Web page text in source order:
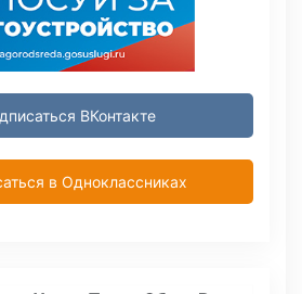
ВКонтакте
в Одноклассниках